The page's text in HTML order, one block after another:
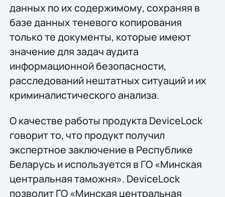
данных по их содержимому, сохраняя в
базе данных теневого копирования
только те документы, которые имеют
значение для задач аудита
информационной безопасности,
расследований нештатных ситуаций и их
криминалистического анализа.
О качестве работы продукта DeviceLock
говорит то, что продукт получил
экспертное заключение в Республике
Беларусь и используется в ГО «Минская
центральная таможня». DeviceLock
позволит ГО «Минская центральная